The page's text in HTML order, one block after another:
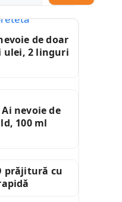
de doar
ulei, 2 linguri
nevoie de
100 ml
prăjitură cu